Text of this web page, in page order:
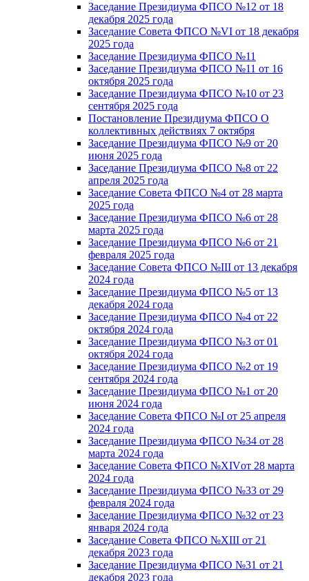
Заседание Президиума ФПСО №12 от 18
декабря 2025 года
Заседание Совета ФПСО №VI от 18 декабря
2025 года
Заседание Президиума ФПСО №11
Заседание Президиума ФПСО №11 от 16
октября 2025 года
Заседание Президиума ФПСО №10 от 23
сентября 2025 года
Постановление Президиума ФПСО О
коллективных действиях 7 октября
Заседание Президиума ФПСО №9 от 20
июня 2025 года
Заседание Президиума ФПСО №8 от 22
апреля 2025 года
Заседание Совета ФПСО №4 от 28 марта
2025 года
Заседание Президиума ФПСО №6 от 28
марта 2025 года
Заседание Президиума ФПСО №6 от 21
февраля 2025 года
Заседание Совета ФПСО №III от 13 декабря
2024 года
Заседание Президиума ФПСО №5 от 13
декабря 2024 года
Заседание Президиума ФПСО №4 от 22
октября 2024 года
Заседание Президиума ФПСО №3 от 01
октября 2024 года
Заседание Президиума ФПСО №2 от 19
сентября 2024 года
Заседание Президиума ФПСО №1 от 20
июня 2024 года
Заседание Совета ФПСО №I от 25 апреля
2024 года
Заседание Президиума ФПСО №34 от 28
марта 2024 года
Заседание Совета ФПСО №XIVот 28 марта
2024 года
Заседание Президиума ФПСО №33 от 29
февраля 2024 года
Заседание Президиума ФПСО №32 от 23
января 2024 года
Заседание Совета ФПСО №XIII от 21
декабря 2023 года
Заседание Президиума ФПСО №31 от 21
декабря 2023 года